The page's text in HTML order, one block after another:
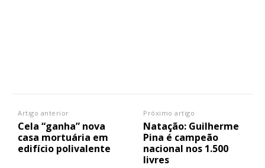
Artigo anterior
Cela “ganha” nova
casa mortuária em
edifício polivalente
Próximo artigo
Natação: Guilherme
Pina é campeão
nacional nos 1.500
livres